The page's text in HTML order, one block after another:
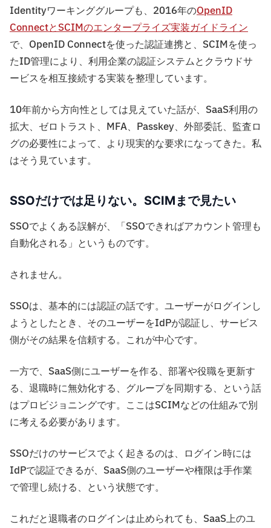
Identityワーキンググループも、2016年のOpenID
ConnectとSCIMのエンタープライズ実装ガイドライン
で、OpenID Connectを使った認証連携と、SCIMを使っ
たID管理により、利用企業の認証システムとクラウドサ
ービスを相互接続する実装を整理しています。
10年前から方向性としては見えていた話が、SaaS利用の
拡大、ゼロトラスト、MFA、Passkey、外部委託、監査ロ
グの必要性によって、より現実的な要求になってきた。私
はそう見ています。
SSOだけでは足りない。SCIMまで見たい
SSOでよくある誤解が、「SSOできればアカウント管理も
自動化される」というものです。
されません。
SSOは、基本的には認証の話です。ユーザーがログインし
ようとしたとき、そのユーザーをIdPが認証し、サービス
側がその結果を信頼する。これが中心です。
一方で、SaaS側にユーザーを作る、部署や役職を更新す
る、退職時に無効化する、グループを同期する、という話
はプロビジョニングです。ここはSCIMなどの仕組みで別
に考える必要があります。
SSOだけのサービスでよく起きるのは、ログイン時には
IdPで認証できるが、SaaS側のユーザーや権限は手作業
で管理し続ける、という状態です。
これだと退職者のログインは止められても、SaaS上のユ